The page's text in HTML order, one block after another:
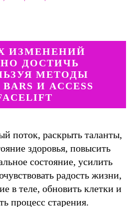
ИЗМЕНЕНИЙ
ДОСТИЧЬ
МЕТОДЫ
BARS И ACCESS
поток, раскрыть таланты,
здоровья, повысить
состояние, усилить
радость жизни,
в теле, обновить клетки и
процесс старения.